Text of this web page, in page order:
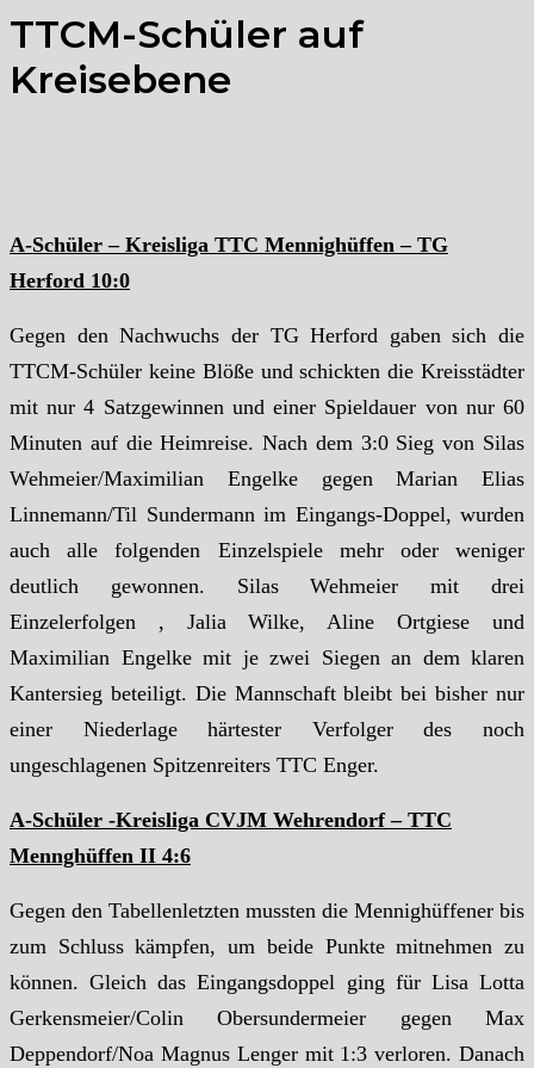
TTCM-Schüler auf
Kreisebene
A-Schüler – Kreisliga TTC Mennighüffen – TG
Herford 10:0
Gegen den Nachwuchs der TG Herford gaben sich die
TTCM-Schüler keine Blöße und schickten die Kreisstädter
mit nur 4 Satzgewinnen und einer Spieldauer von nur 60
Minuten auf die Heimreise. Nach dem 3:0 Sieg von Silas
Wehmeier/Maximilian Engelke gegen Marian Elias
Linnemann/Til Sundermann im Eingangs-Doppel, wurden
auch alle folgenden Einzelspiele mehr oder weniger
deutlich gewonnen. Silas Wehmeier mit drei
Einzelerfolgen , Jalia Wilke, Aline Ortgiese und
Maximilian Engelke mit je zwei Siegen an dem klaren
Kantersieg beteiligt. Die Mannschaft bleibt bei bisher nur
einer Niederlage härtester Verfolger des noch
ungeschlagenen Spitzenreiters TTC Enger.
A-Schüler -Kreisliga CVJM Wehrendorf – TTC
Mennghüffen II 4:6
Gegen den Tabellenletzten mussten die Mennighüffener bis
zum Schluss kämpfen, um beide Punkte mitnehmen zu
können. Gleich das Eingangsdoppel ging für Lisa Lotta
Gerkensmeier/Colin Obersundermeier gegen Max
Deppendorf/Noa Magnus Lenger mit 1:3 verloren. Danach